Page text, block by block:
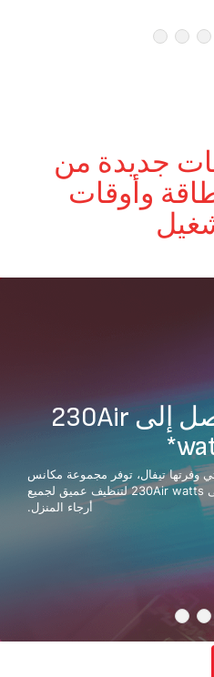
جديدة من
وأوقات
قوة تشغيل تصل إلى 230Air
وفرتها تيفال، توفر مجموعة مكانس
إكس فورس قوة شفط تصل إلى 230Air watts لتنظيف عميق لجميع
أرجاء المنزل.